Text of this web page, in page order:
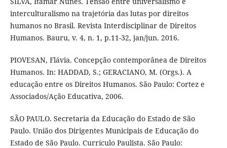
interculturalismo na trajetória das lutas por direitos
humanos no Brasil. Revista Interdisciplinar de Direitos
Humanos. Bauru, v. 4, n. 1, p.11-32, jan/jun. 2016.
PIOVESAN, Flávia. Concepção contemporânea de Direitos
Humanos. In: HADDAD, S.; GERACIANO, M. (Orgs.). A
educação entre os Direitos Humanos. São Paulo: Cortez e
Associados/Ação Educativa, 2006.
SÃO PAULO. Secretaria da Educação do Estado de São
Paulo. União dos Dirigentes Municipais de Educação do
Estado de São Paulo. Currículo Paulista. São Paulo: